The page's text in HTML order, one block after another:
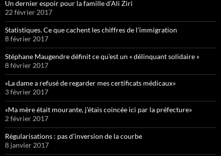
Un dernier espoir pour la famille d’Ali Ziri
22 février 2017
Statistiques. Ce que cachent les chiffres de l’immigration
8 février 2017
Stéphane Maugendre définit ce qu’est un « délinquant solidaire »
8 février 2017
«La dame a refusé de regarder mes certificats médicaux»
3 février 2017
«Ma mère était mourante, j’étais coincée ici par la préfecture»
2 février 2017
Régularisations : pas d’inversion de la courbe
8 janvier 2017